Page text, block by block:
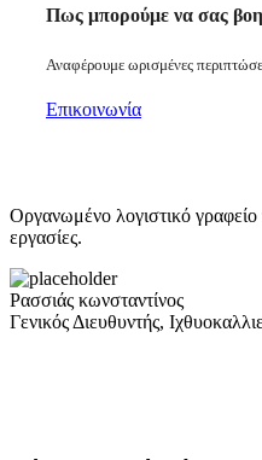
Πως μπορούμε να σας
Αναφέρουμε ωρισμένες
Επικοινωνία
Οργανωμένο λογιστικό
εργασίες.
Ρασσιάς κωνσταντίνος
Γενικός Διευθυντής,